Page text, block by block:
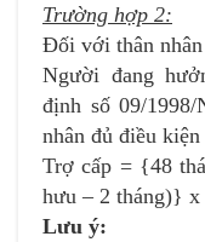
Trường hợp 2:
Đối với thân
Người đang
định số 09/
nhân đủ điều
Trợ cấp = {48
hưu – 2 tháng)}
Lưu ý: